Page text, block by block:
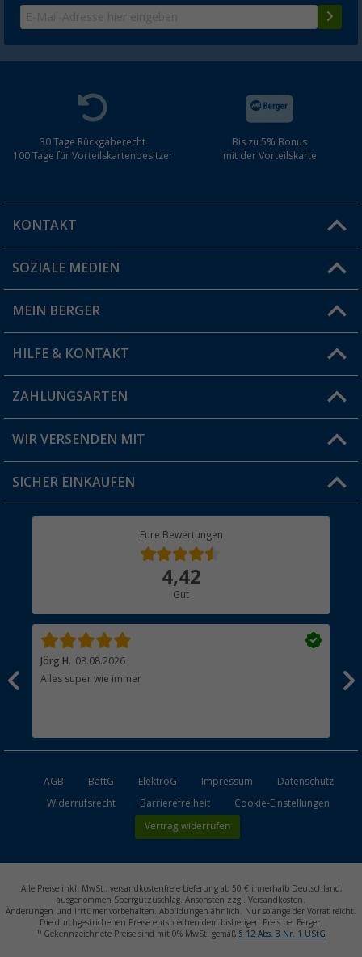
30 Tage Rückgaberecht
100 Tage für Vorteilskartenbesitzer
Bis zu 5% Bonus
mit der Vorteilskarte
KONTAKT
Du hast eine Frage?
Filiale finden
SOZIALE MEDIEN
MEIN BERGER
Vorteilskarte
Blog
Jobs & Karriere
HILFE & KONTAKT
FAQ & Kontakt
Versandinformationen
Rücksendung
ZAHLUNGSARTEN
WIR VERSENDEN MIT
SICHER EINKAUFEN
Eure Bewertungen
4,42
Gut
Jörg H. 08.08.2026
Alles super wie immer
AGB BattG ElektroG Impressum
Datenschutz
Widerrufsrecht
Barrierefreiheit Cookie-Einstellungen
Vertrag widerrufen
Alle Preise inkl. MwSt., versandkostenfreie Lieferung ab 50 € innerhalb Deutschland,
ausgenommen Sperrgutzuschlag. Ansonsten zzgl. Versandkosten.
Änderungen und Irrtümer vorbehalten. Abbildungen ähnlich. Nur solange der Vorrat reicht.
Die durchgestrichenen Preise entsprechen dem bisherigen Preis bei Berger.
1) Gekennzeichnete Preise sind mit 0% MwSt. gemäß § 12 Abs. 3 Nr. 1 UStG